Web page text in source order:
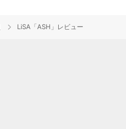
LiSA「ASH」レビュー